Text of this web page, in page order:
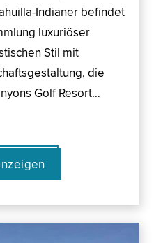
Indianer befindet
luxuriöser
Stil mit
die
Golf Resort…